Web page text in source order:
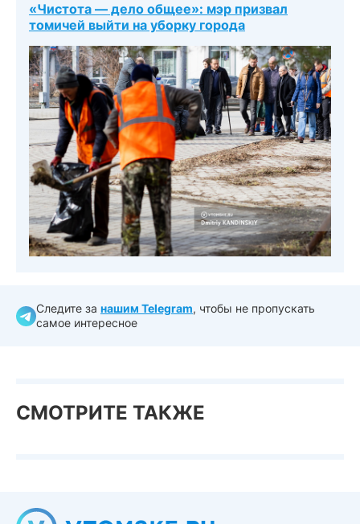
«Чистота — дело общее»: мэр призвал
томичей выйти на уборку города
Следите за нашим Telegram, чтобы не пропускать
самое интересное
СМОТРИТЕ ТАКЖЕ